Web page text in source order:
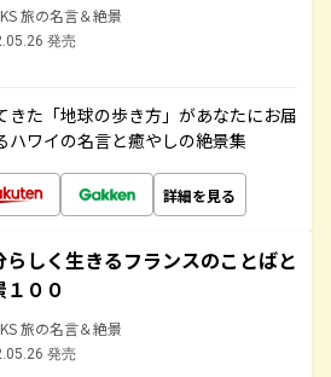
旅の名言＆絶景
発売
きた「地球の歩き方」があなたにお届
ハワイの名言と癒やしの絶景集
詳細を見る
らしく生きるフランスのことばと
１００
旅の名言＆絶景
発売